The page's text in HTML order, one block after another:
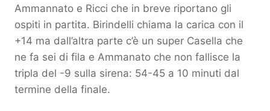
Ammannato e Ricci che in breve riportano gli
ospiti in partita. Birindelli chiama la carica con il
+14 ma dall’altra parte c’è un super Casella che
ne fa sei di fila e Ammanato che non fallisce la
tripla del -9 sulla sirena: 54-45 a 10 minuti dal
termine della finale.